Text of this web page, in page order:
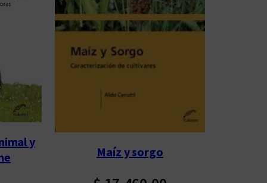
y
Maíz y sorgo